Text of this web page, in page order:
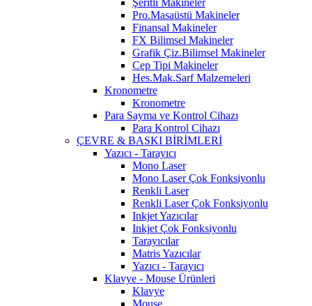
Şeritli Makineler
Pro.Masaüstü Makineler
Finansal Makineler
FX Bilimsel Makineler
Grafik Çiz.Bilimsel Makineler
Cep Tipi Makineler
Hes.Mak.Sarf Malzemeleri
Kronometre
Kronometre
Para Sayma ve Kontrol Cihazı
Para Kontrol Cihazı
ÇEVRE & BASKI BİRİMLERİ
Yazıcı - Tarayıcı
Mono Laser
Mono Laser Çok Fonksiyonlu
Renkli Laser
Renkli Laser Çok Fonksiyonlu
Inkjet Yazıcılar
Inkjet Çok Fonksiyonlu
Tarayıcılar
Matris Yazıcılar
Yazıcı - Tarayıcı
Klavye - Mouse Ürünleri
Klavye
Mouse